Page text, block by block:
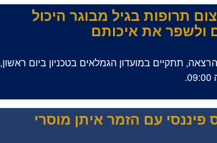
תרופות בגיל מבוגר היכול
ולשפר את איכותם
תתקיים במועדון הגמלאים בטכניון ביום ראשון,
פיננסי עם הזמר איתן מוסרי